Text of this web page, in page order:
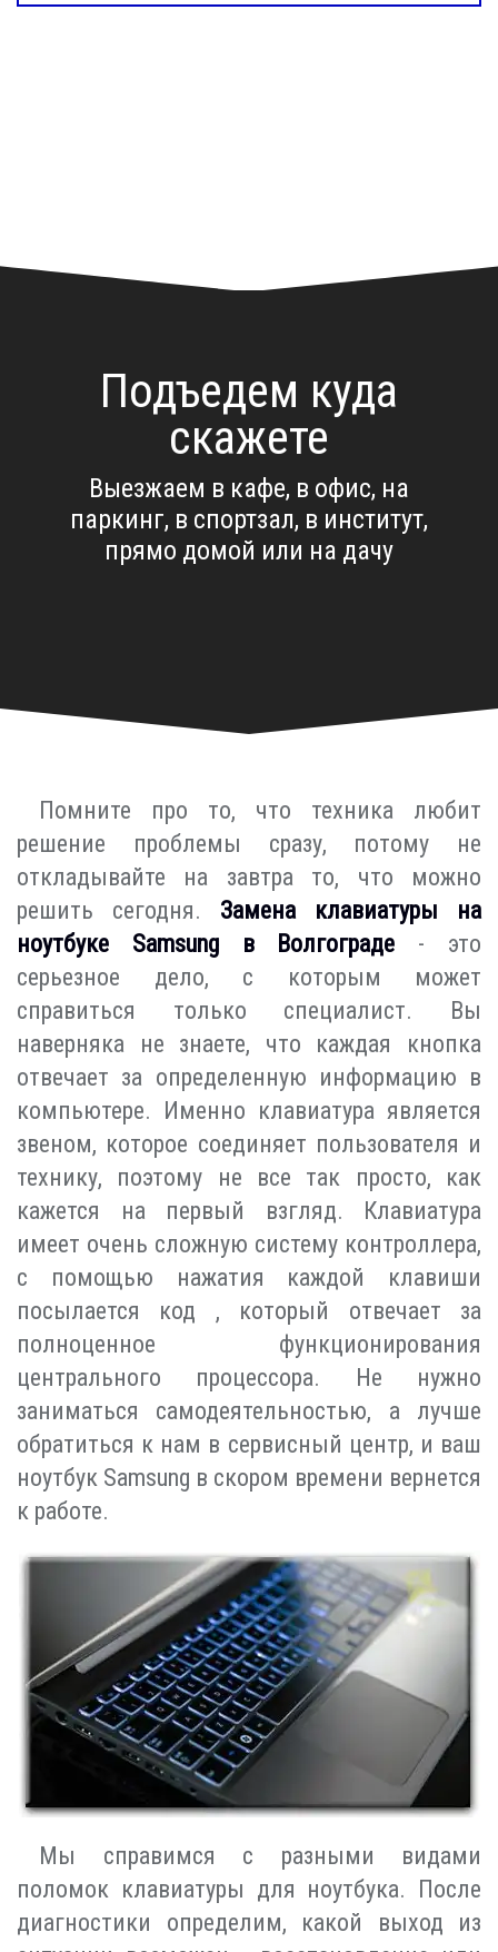
Подъедем куда
скажете
Выезжаем в кафе, в офис, на
паркинг, в спортзал, в институт,
прямо домой или на дачу
Помните про то, что техника любит
решение проблемы сразу, потому не
откладывайте на завтра то, что можно
решить сегодня. Замена клавиатуры на
ноутбуке Samsung в Волгограде - это
серьезное дело, с которым может
справиться только специалист. Вы
наверняка не знаете, что каждая кнопка
отвечает за определенную информацию в
компьютере. Именно клавиатура является
звеном, которое соединяет пользователя и
технику, поэтому не все так просто, как
кажется на первый взгляд. Клавиатура
имеет очень сложную систему контроллера,
с помощью нажатия каждой клавиши
посылается код , который отвечает за
полноценное функционирования
центрального процессора. Не нужно
заниматься самодеятельностью, а лучше
обратиться к нам в сервисный центр, и ваш
ноутбук Samsung в скором времени вернется
к работе.
Мы справимся с разными видами
поломок клавиатуры для ноутбука. После
диагностики определим, какой выход из